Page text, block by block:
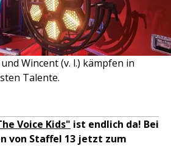
Wincent (v. l.) kämpfen in
Talente.
Voice Kids" ist endlich da! Bei
von Staffel 13 jetzt zum